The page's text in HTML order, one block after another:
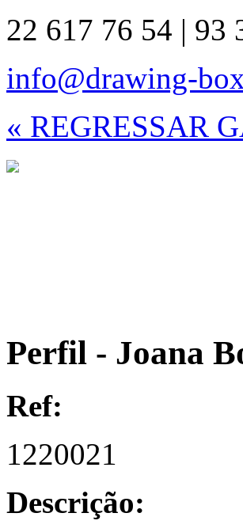
22 617 76 54 | 93
info@drawing-
« REGRESSAR
Perfil - Joana
Ref:
1220021
Descrição: